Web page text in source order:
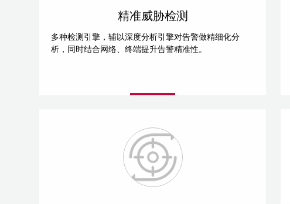
精准威胁检测
多种检测引擎，辅以深度分析引擎对告警做精细化分
析，同时结合网络、终端提升告警精准性。